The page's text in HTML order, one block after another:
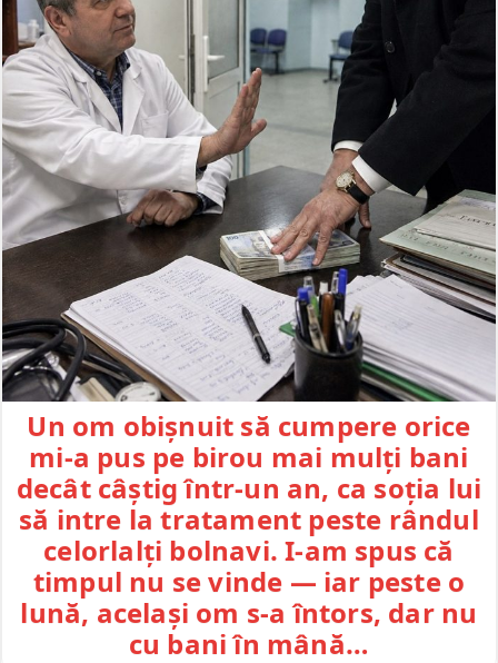
Un om obișnuit să cumpere orice
mi-a pus pe birou mai mulți bani
decât câștig într-un an, ca soția lui
să intre la tratament peste rândul
celorlalți bolnavi. I-am spus că
timpul nu se vinde — iar peste o
lună, același om s-a întors, dar nu
cu bani în mână…